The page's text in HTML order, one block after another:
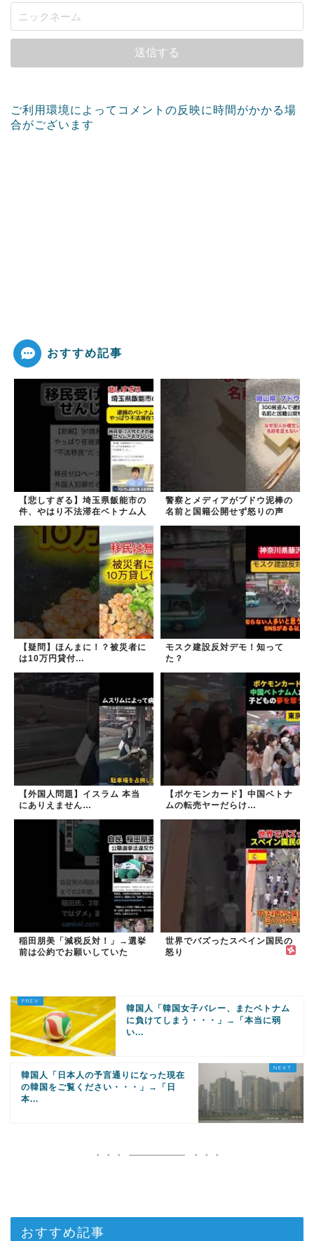
ご利用環境によってコメントの反映に時間がかかる場
合がございます
おすすめ記事
【悲しすぎる】埼玉県飯能市の
件、やはり不法滞在ベトナム人
警察とメディアがブドウ泥棒の
名前と国籍公開せず怒りの声
【疑問】ほんまに！？被災者に
は10万円貸付...
モスク建設反対デモ！知って
た？
【外国人問題】イスラム 本当
にありえません…
【ポケモンカード】中国ベトナ
ムの転売ヤーだらけ…
稲田朋美「減税反対！」→選挙
前は公約でお願いしていた
世界でバズったスペイン国民の
怒り
韓国人「韓国女子バレー、またベトナム
に負けてしまう・・・」→「本当に弱
い...
韓国人「日本人の予言通りになった現在
の韓国をご覧ください・・・」→「日
本...
おすすめ記事